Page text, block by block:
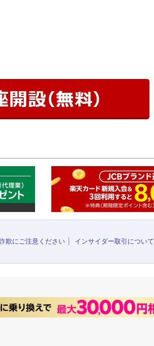
欺にご注意ください インサイダー取引について